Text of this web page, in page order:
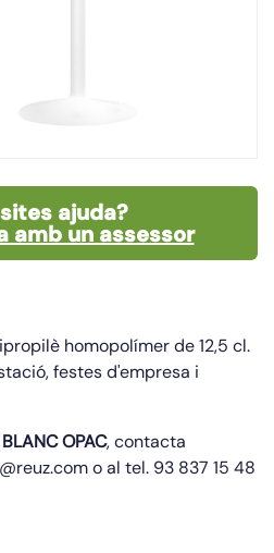
ajuda?
amb un assessor
homopolímer de 12,5 cl.
festes d'empresa i
OPAC, contacta
o al tel. 93 837 15 48